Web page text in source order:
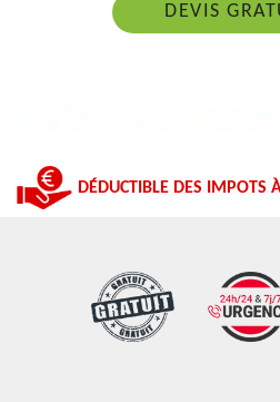
DEVIS
DÉDUCTIBLE DES IMPOTS